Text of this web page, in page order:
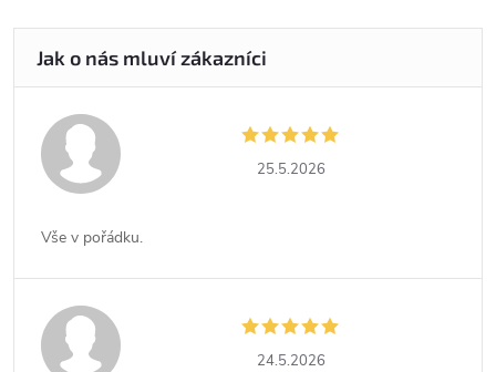
25.5.2026
Vše v pořádku.
24.5.2026